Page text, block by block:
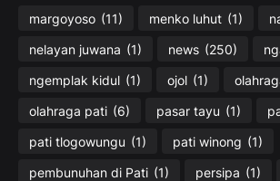
margoyoso (11) menko luhut (1)
nelayan juwana (1) news (250)
ngemplak kidul (1) ojol (1)
olahraga pati (6) pasar tayu (1)
pati tlogowungu (1) pati winong (1)
pembunuhan di Pati (1) persipa (1)